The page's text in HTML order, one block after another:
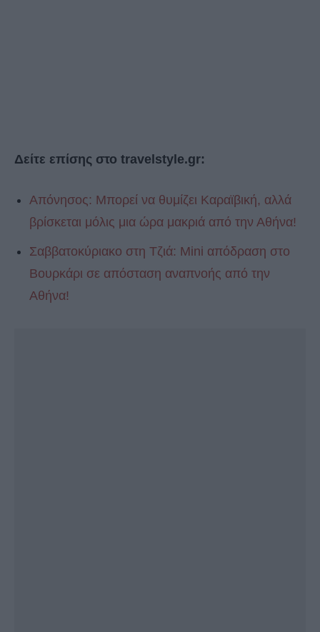
Δείτε επίσης στο travelstyle.gr:
Απόνησος: Μπορεί να θυμίζει Καραϊβική, αλλά
βρίσκεται μόλις μια ώρα μακριά από την Αθήνα!
Σαββατοκύριακο στη Τζιά: Mini απόδραση στο
Βουρκάρι σε απόσταση αναπνοής από την
Αθήνα!